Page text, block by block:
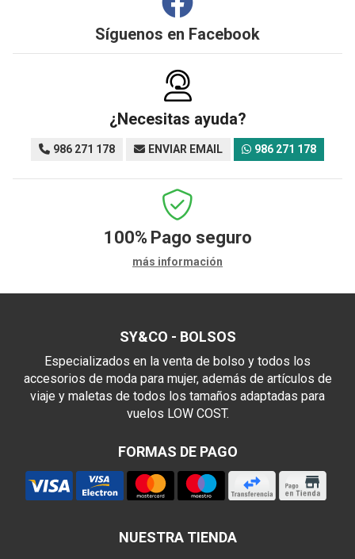
Síguenos en Facebook
¿Necesitas ayuda?
986 271 178 ENVIAR EMAIL 986 271 178
100% Pago seguro
más información
SY&CO - BOLSOS
Especializados en la venta de bolso y todos los
accesorios de moda para mujer, además de artículos de
viaje y maletas de todos los tamaños adaptadas para
vuelos LOW COST.
FORMAS DE PAGO
NUESTRA TIENDA